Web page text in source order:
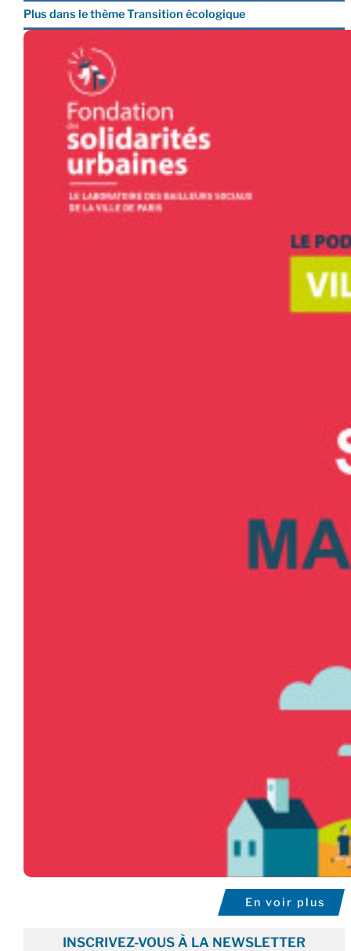
Plus dans le thème Transition écologique
En voir plus
INSCRIVEZ-VOUS À LA NEWSLETTER